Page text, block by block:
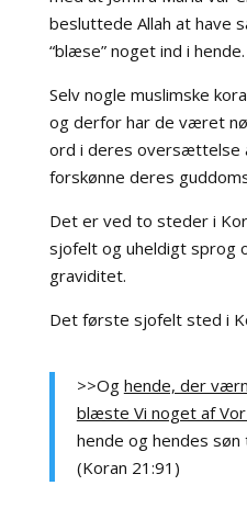
besluttede Allah at have
“blæse” noget ind i hende.
Selv nogle muslimske
og derfor har de været
ord i deres oversættelse
forskønne deres
Det er ved to steder i
sjofelt og uheldigt sprog
graviditet.
Det første sjofelt sted i
>>Og hende, der
blæste Vi noget af Vor
hende og hendes
(Koran 21:91)